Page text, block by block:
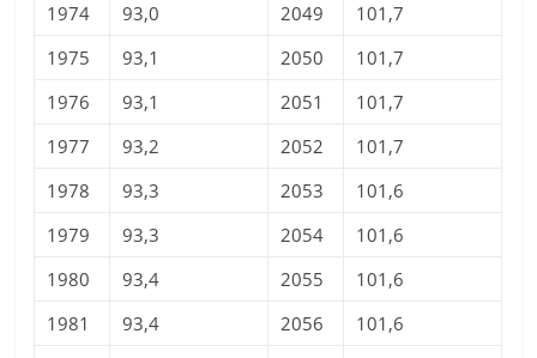
1974
93,0 2049
101,7
1975
93,1 2050
101,7
1976
93,1 2051
101,7
1977
93,2 2052
101,7
1978
93,3 2053
101,6
1979
93,3 2054
101,6
1980
93,4 2055
101,6
1981
93,4 2056
101,6